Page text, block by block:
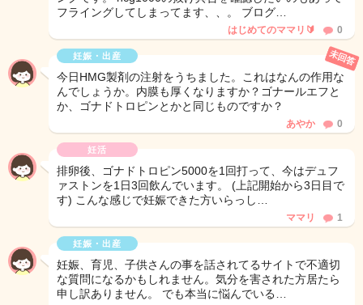
フライングしてしまってます、、。 ブログ…
はじめてのママリ🔰 0
妊娠・出産
今日HMG製剤の注射をうちました。これはなんの作用な
んでしょうか。内膜も厚くなりますか？ゴナールエフと
か、ゴナドトロピンとかと同じものですか？
未回答
あやか 0
妊活
排卵後、ゴナドトロピン5000を1回打って、今はデュフ
ァストンを1日3回飲んでいます。 (上記開始から3日目で
す) こんな感じで妊娠できた方いらっし…
ママリ 1
妊娠・出産
妊娠、育児、子供さんの事を話されてるサイトで不適切
な質問になるかもしれません。気分を害された方居たら
申し訳ありません。 でも本当に悩んでいる…